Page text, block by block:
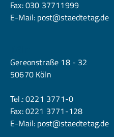
Fax: 030 37711999
E-Mail: post@staedtetag.de
Gereonstraße 18 - 32
50670 Köln
Tel.:0221 3771-0
Fax: 0221 3771-128
E-Mail: post@staedtetag.de